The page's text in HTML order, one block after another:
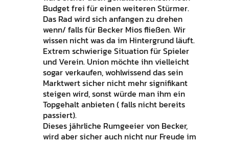
Budget frei für einen weiteren Stürmer.
Das Rad wird sich anfangen zu drehen
wenn/ falls für Becker Mios fließen. Wir
wissen nicht was da im Hintergrund läuft.
Extrem schwierige Situation für Spieler
und Verein. Union möchte ihn vielleicht
sogar verkaufen, wohlwissend das sein
Marktwert sicher nicht mehr signifikant
steigen wird, sonst würde man ihm ein
Topgehalt anbieten ( falls nicht bereits
passiert).
Dieses jährliche Rumgeeier von Becker,
wird aber sicher auch nicht nur Freude im